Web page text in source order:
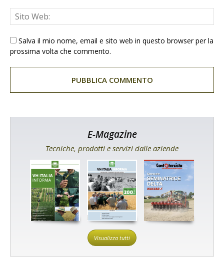
Salva il mio nome, email e sito web in questo browser per la
prossima volta che commento.
E-Magazine
Tecniche, prodotti e servizi dalle aziende
Visualizza tutti